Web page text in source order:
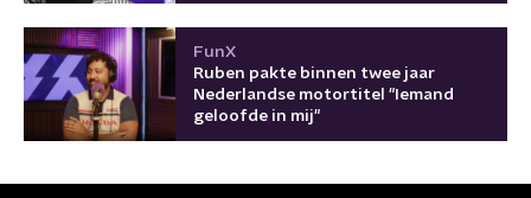
FunX
Ruben pakte binnen twee jaar
Nederlandse motortitel "Iemand
geloofde in mij"